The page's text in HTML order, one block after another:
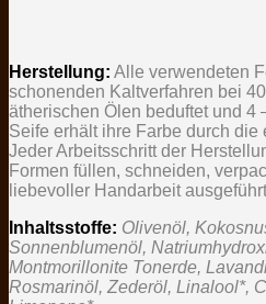
Herstellung: Alle verwendeten
schonenden Kaltverfahren bei
ätherischen Ölen beduftet und 4
Seife erhält ihre Farbe durch die
Jeder Arbeitsschritt der
Formen füllen, schneiden,
liebevoller Handarbeit
Inhaltsstoffe: Olivenöl,
Sonnenblumenöl,
Montmorillonite Tonerde,
Rosmarinöl, Zederöl, Linalool*,